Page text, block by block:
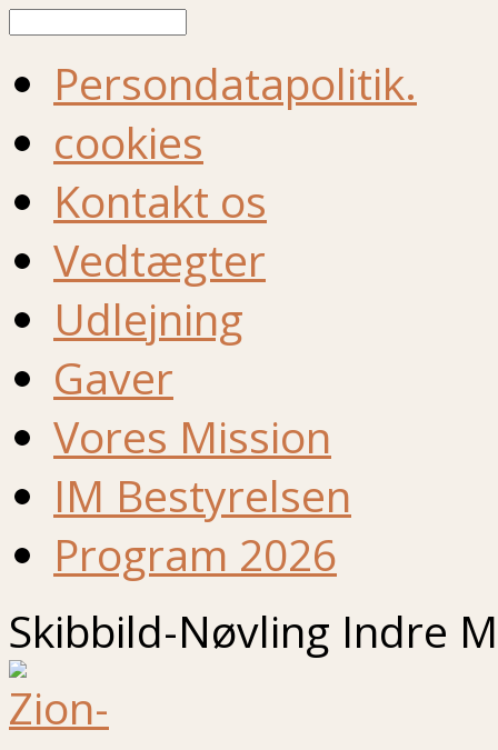
Persondatapolitik.
cookies
Kontakt os
Vedtægter
Udlejning
Gaver
Vores Mission
IM Bestyrelsen
Program 2026
Skibbild-Nøvling Indre